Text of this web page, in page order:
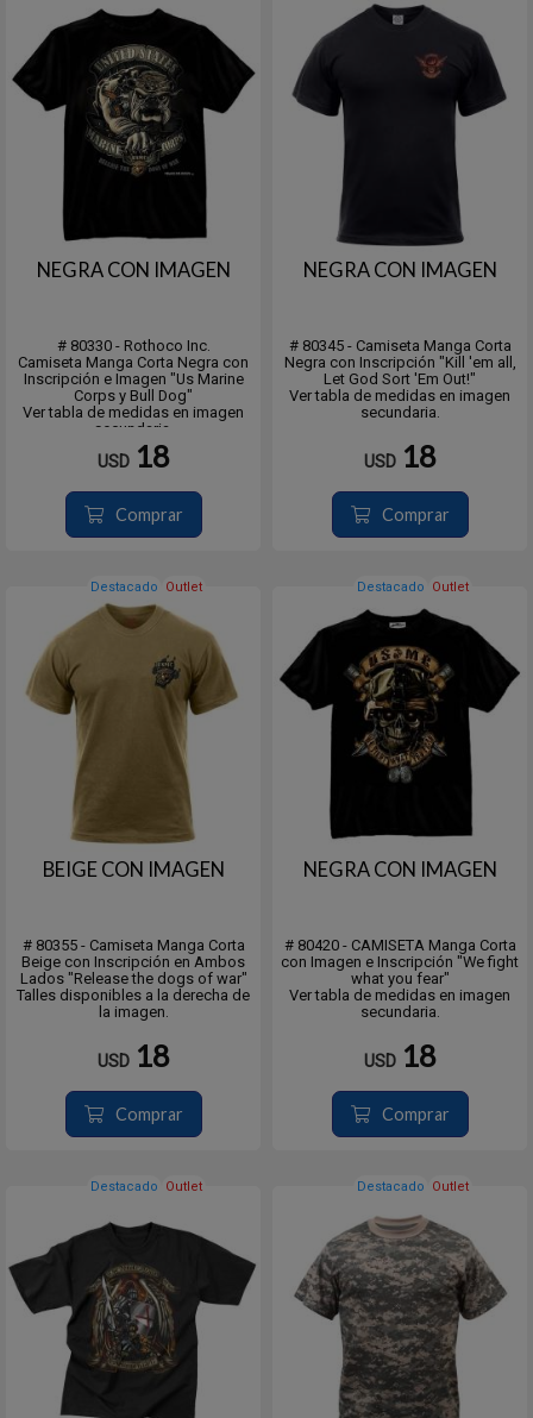
NEGRA CON IMAGEN
# 80330 - Rothoco Inc.
Camiseta Manga Corta Negra con
Inscripción e Imagen "Us Marine
Corps y Bull Dog"
Ver tabla de medidas en imagen
secundaria.
USD 18
Comprar
NEGRA CON IMAGEN
# 80345 - Camiseta Manga Corta
Negra con Inscripción "Kill 'em all,
Let God Sort 'Em Out!"
Ver tabla de medidas en imagen
secundaria.
USD 18
Comprar
Destacado Outlet
BEIGE CON IMAGEN
# 80355 - Camiseta Manga Corta
Beige con Inscripción en Ambos
Lados "Release the dogs of war"
Talles disponibles a la derecha de
la imagen.
USD 18
Comprar
Destacado Outlet
NEGRA CON IMAGEN
# 80420 - CAMISETA Manga Corta
con Imagen e Inscripción "We fight
what you fear"
Ver tabla de medidas en imagen
secundaria.
USD 18
Comprar
Destacado Outlet Destacado Outlet